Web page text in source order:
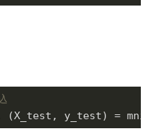
y_test) =